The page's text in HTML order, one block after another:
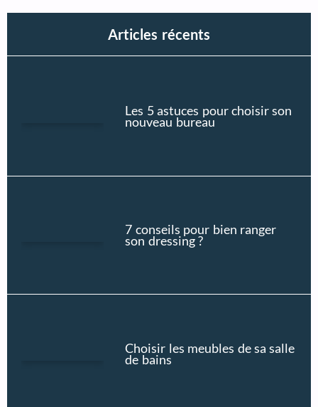
Articles récents
Les 5 astuces pour choisir son
nouveau bureau
7 conseils pour bien ranger
son dressing ?
Choisir les meubles de sa salle
de bains